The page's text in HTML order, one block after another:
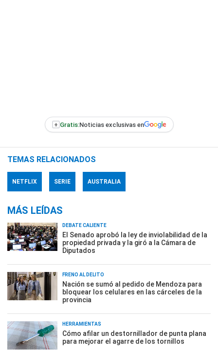
+ Gratis:Noticias exclusivas en
TEMAS RELACIONADOS
NETFLIX SERIE AUSTRALIA
MÁS LEÍDAS
DEBATE CALIENTE
El Senado aprobó la ley de inviolabilidad de la
propiedad privada y la giró a la Cámara de
Diputados
FRENO AL DELITO
Nación se sumó al pedido de Mendoza para
bloquear los celulares en las cárceles de la
provincia
HERRAMIENTAS
Cómo afilar un destornillador de punta plana
para mejorar el agarre de los tornillos